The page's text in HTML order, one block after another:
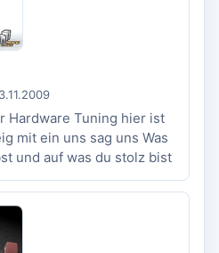
Hardware Tuning hier ist
mit ein uns sag uns Was
und auf was du stolz bist